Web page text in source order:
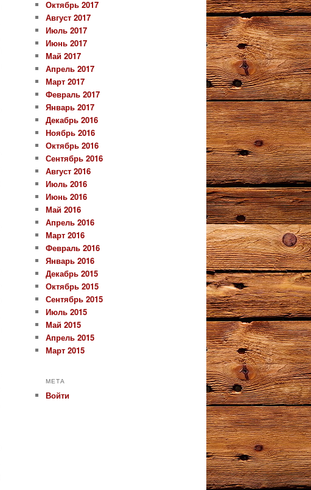
Октябрь 2017
Август 2017
Июль 2017
Июнь 2017
Май 2017
Апрель 2017
Март 2017
Февраль 2017
Январь 2017
Декабрь 2016
Ноябрь 2016
Октябрь 2016
Сентябрь 2016
Август 2016
Июль 2016
Июнь 2016
Май 2016
Апрель 2016
Март 2016
Февраль 2016
Январь 2016
Декабрь 2015
Октябрь 2015
Сентябрь 2015
Июль 2015
Май 2015
Апрель 2015
Март 2015
МЕТА
Войти